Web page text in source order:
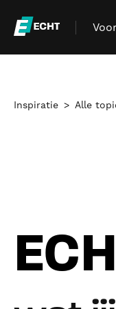
Inspiratie Alle